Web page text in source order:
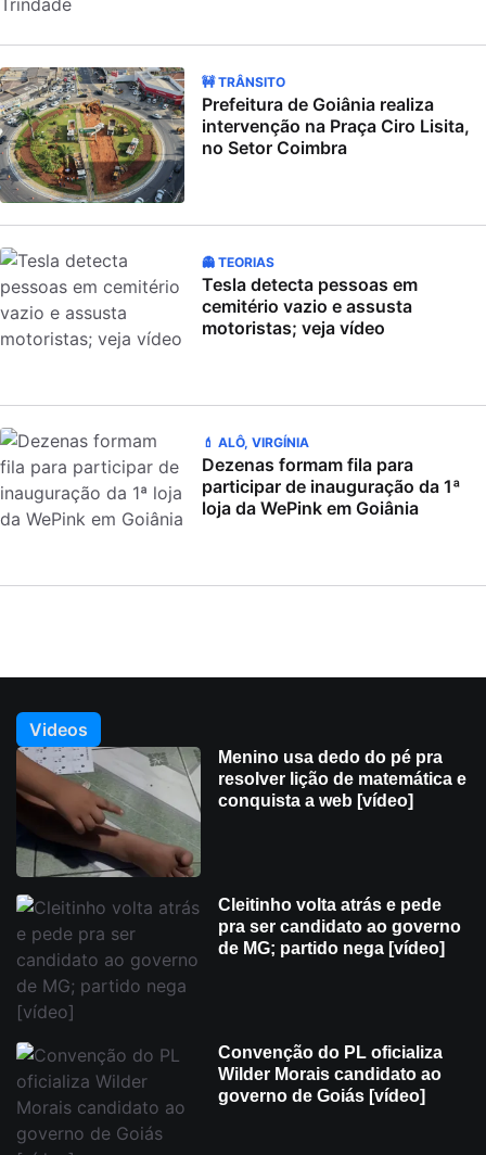
🚧 TRÂNSITO
Prefeitura de Goiânia realiza
intervenção na Praça Ciro Lisita,
no Setor Coimbra
👻 TEORIAS
Tesla detecta pessoas em
cemitério vazio e assusta
motoristas; veja vídeo
💄 ALÔ, VIRGÍNIA
Dezenas formam fila para
participar de inauguração da 1ª
loja da WePink em Goiânia
Videos
Menino usa dedo do pé pra
resolver lição de matemática e
conquista a web [vídeo]
Cleitinho volta atrás e pede
pra ser candidato ao governo
de MG; partido nega [vídeo]
Convenção do PL oficializa
Wilder Morais candidato ao
governo de Goiás [vídeo]